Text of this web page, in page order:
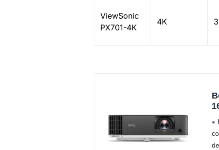
ViewSonic
PX701-4K
4K